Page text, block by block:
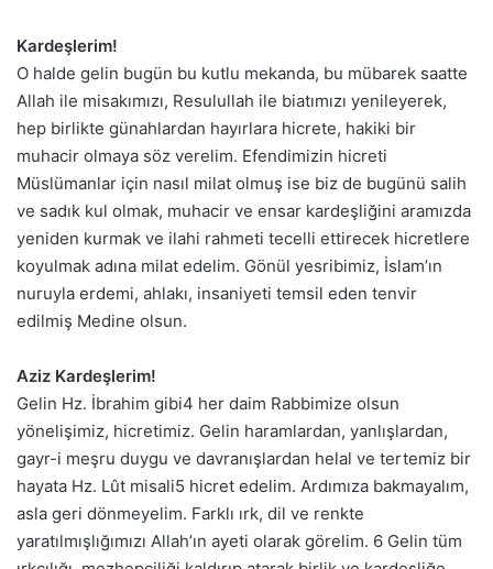
Kardeşlerim!
O halde gelin bugün bu kutlu mekanda, bu mübarek saatte
Allah ile misakımızı, Resulullah ile biatımızı yenileyerek,
hep birlikte günahlardan hayırlara hicrete, hakiki bir
muhacir olmaya söz verelim. Efendimizin hicreti
Müslümanlar için nasıl milat olmuş ise biz de bugünü salih
ve sadık kul olmak, muhacir ve ensar kardeşliğini aramızda
yeniden kurmak ve ilahi rahmeti tecelli ettirecek hicretlere
koyulmak adına milat edelim. Gönül yesribimiz, İslam’ın
nuruyla erdemi, ahlakı, insaniyeti temsil eden tenvir
edilmiş Medine olsun.
Aziz Kardeşlerim!
Gelin Hz. İbrahim gibi4 her daim Rabbimize olsun
yönelişimiz, hicretimiz. Gelin haramlardan, yanlışlardan,
gayr-i meşru duygu ve davranışlardan helal ve tertemiz bir
hayata Hz. Lût misali5 hicret edelim. Ardımıza bakmayalım,
asla geri dönmeyelim. Farklı ırk, dil ve renkte
yaratılmışlığımızı Allah’ın ayeti olarak görelim. 6 Gelin tüm